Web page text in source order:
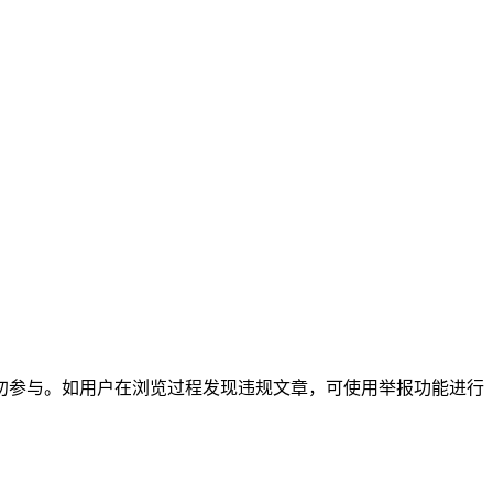
与。如用户在浏览过程发现违规文章，可使用举报功能进行